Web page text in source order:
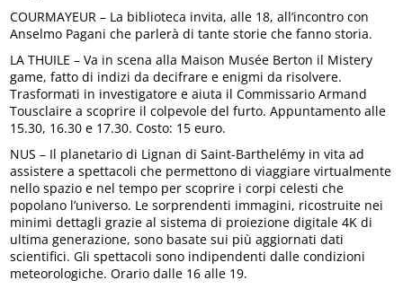
COURMAYEUR – La biblioteca invita, alle 18, all’incontro con
Anselmo Pagani che parlerà di tante storie che fanno storia.
LA THUILE – Va in scena alla Maison Musée Berton il Mistery
game, fatto di indizi da decifrare e enigmi da risolvere.
Trasformati in investigatore e aiuta il Commissario Armand
Tousclaire a scoprire il colpevole del furto. Appuntamento alle
15.30, 16.30 e 17.30. Costo: 15 euro.
NUS – Il planetario di Lignan di Saint-Barthelémy in vita ad
assistere a spettacoli che permettono di viaggiare virtualmente
nello spazio e nel tempo per scoprire i corpi celesti che
popolano l’universo. Le sorprendenti immagini, ricostruite nei
minimi dettagli grazie al sistema di proiezione digitale 4K di
ultima generazione, sono basate sui più aggiornati dati
scientifici. Gli spettacoli sono indipendenti dalle condizioni
meteorologiche. Orario dalle 16 alle 19.